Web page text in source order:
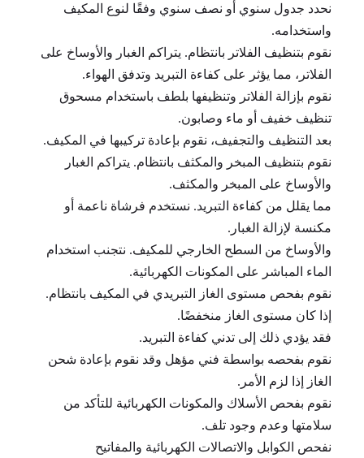
نحدد جدول سنوي أو نصف سنوي وفقًا لنوع المكيف
واستخدامه.
نقوم بتنظيف الفلاتر بانتظام. يتراكم الغبار والأوساخ على
الفلاتر، مما يؤثر على كفاءة التبريد وتدفق الهواء.
نقوم بإزالة الفلاتر وتنظيفها بلطف باستخدام مسحوق
تنظيف خفيف أو ماء وصابون.
بعد التنظيف والتجفيف، نقوم بإعادة تركيبها في المكيف.
نقوم بتنظيف المبخر والمكثف بانتظام. يتراكم الغبار
والأوساخ على المبخر والمكثف.
مما يقلل من كفاءة التبريد. نستخدم فرشاة ناعمة أو
مكنسة لإزالة الغبار.
والأوساخ من السطح الخارجي للمكيف. نتجنب استخدام
الماء المباشر على المكونات الكهربائية.
نقوم بفحص مستوى الغاز التبريدي في المكيف بانتظام.
إذا كان مستوى الغاز منخفضًا.
فقد يؤدي ذلك إلى تدني كفاءة التبريد.
نقوم بفحصه بواسطة فني مؤهل وقد نقوم بإعادة شحن
الغاز إذا لزم الأمر.
نقوم بفحص الأسلاك والمكونات الكهربائية للتأكد من
سلامتها وعدم وجود تلف.
نفحص الكوابل والاتصالات الكهربائية والمفاتيح